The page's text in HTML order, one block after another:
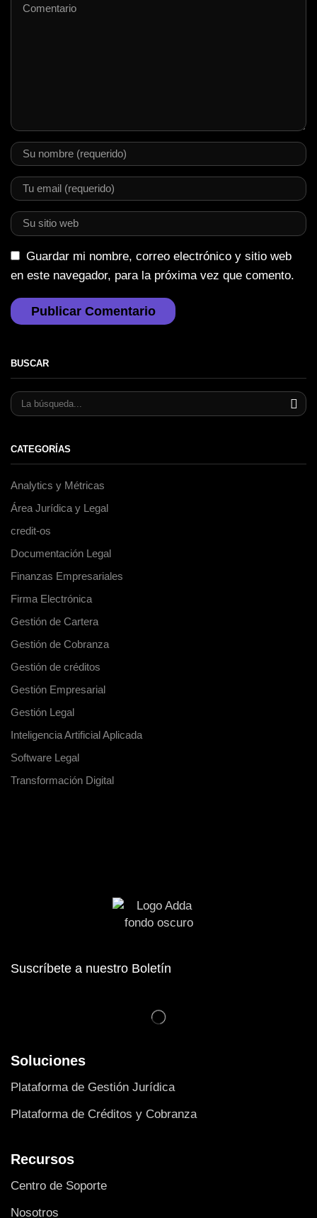
Guardar mi nombre, correo electrónico y sitio web
en este navegador, para la próxima vez que comento.
BUSCAR
CATEGORÍAS
Analytics y Métricas
Área Jurídica y Legal
credit-os
Documentación Legal
Finanzas Empresariales
Firma Electrónica
Gestión de Cartera
Gestión de Cobranza
Gestión de créditos
Gestión Empresarial
Gestión Legal
Inteligencia Artificial Aplicada
Software Legal
Transformación Digital
Suscríbete a nuestro Boletín
Soluciones
Plataforma de Gestión Jurídica
Plataforma de Créditos y Cobranza
Recursos
Centro de Soporte
Nosotros